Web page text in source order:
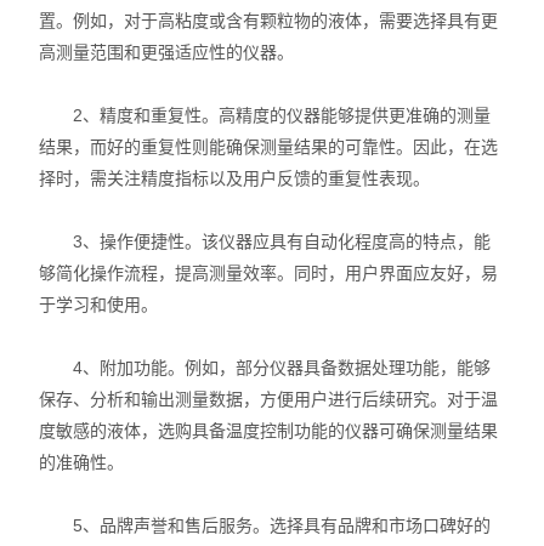
置。例如，对于高粘度或含有颗粒物的液体，需要选择具有更
高测量范围和更强适应性的仪器。
2、精度和重复性。高精度的仪器能够提供更准确的测量
结果，而好的重复性则能确保测量结果的可靠性。因此，在选
择时，需关注精度指标以及用户反馈的重复性表现。
3、操作便捷性。该仪器应具有自动化程度高的特点，能
够简化操作流程，提高测量效率。同时，用户界面应友好，易
于学习和使用。
4、附加功能。例如，部分仪器具备数据处理功能，能够
保存、分析和输出测量数据，方便用户进行后续研究。对于温
度敏感的液体，选购具备温度控制功能的仪器可确保测量结果
的准确性。
5、品牌声誉和售后服务。选择具有品牌和市场口碑好的